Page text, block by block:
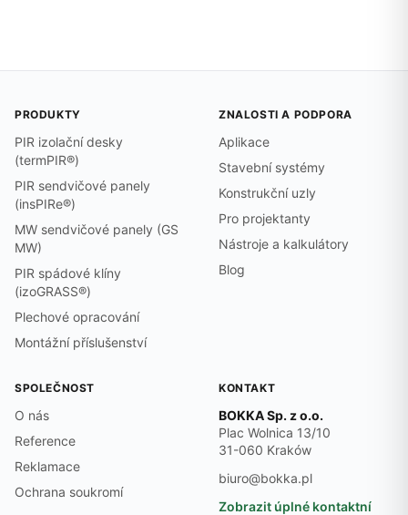
PRODUKTY
PIR izolační desky
(termPIR®)
PIR sendvičové panely
(insPIRe®)
MW sendvičové panely (GS
MW)
PIR spádové klíny
(izoGRASS®)
Plechové opracování
Montážní příslušenství
ZNALOSTI A PODPORA
Aplikace
Stavební systémy
Konstrukční uzly
Pro projektanty
Nástroje a kalkulátory
Blog
SPOLEČNOST
O nás
Reference
Reklamace
Ochrana soukromí
KONTAKT
BOKKA Sp. z o.o.
Plac Wolnica 13/10
31-060 Kraków
biuro@bokka.pl
Zobrazit úplné kontaktní